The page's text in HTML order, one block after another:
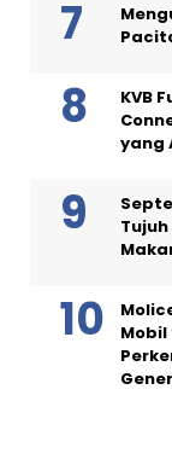
KVB
yang
Mobil